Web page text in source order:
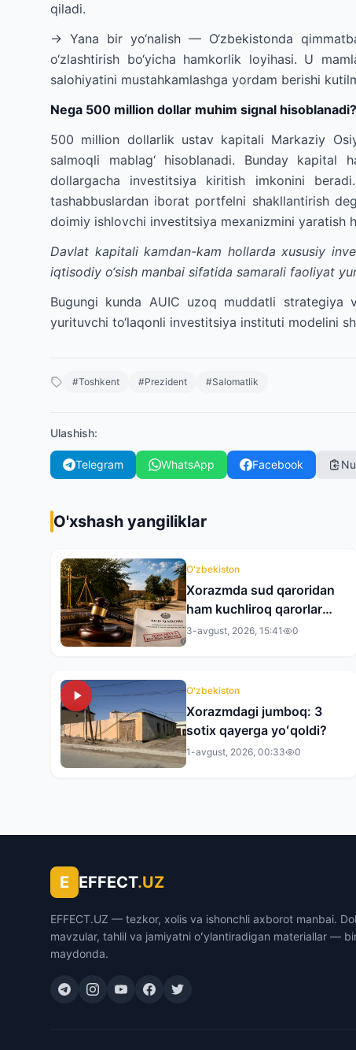
qiladi.
→ Yana bir yo‘nalish — O‘zbekistonda
o‘zlashtirish bo‘yicha hamkorlik loyihasi. U
salohiyatini mustahkamlashga yordam berishi
Nega 500 million dollar muhim signal hisoblanadi?
500 million dollarlik ustav kapitali Markaziy
salmoqli mablag‘ hisoblanadi. Bunday
dollargacha investitsiya kiritish imkonini
tashabbuslardan iborat portfelni shakllantirish
doimiy ishlovchi investitsiya mexanizmini yaratish
Davlat kapitali kamdan-kam hollarda xususiy
iqtisodiy o‘sish manbai sifatida samarali faoliyat
Bugungi kunda AUIC uzoq muddatli
yurituvchi to‘laqonli investitsiya instituti modelini
#Toshkent #Prezident #Salomatlik
Ulashish:
Telegram WhatsApp Facebook
O'xshash yangiliklar
O'zbekiston
Xorazmda sud qaroridan
ham kuchliroq qarorlar
bor…
3-avgust, 2026, 15:41 0
O'zbekiston
Xorazmdagi jumboq: 3
sotix qayerga yoʻqoldi?
1-avgust, 2026, 00:33 0
E EFFECT.UZ
EFFECT.UZ — tezkor, xolis va ishonchli axborot manbai.
mavzular, tahlil va jamiyatni oʻylantiradigan materiallar —
maydonda.